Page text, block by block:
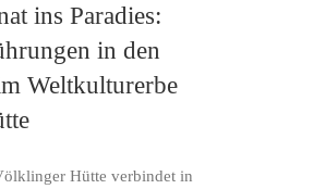
ins Paradies:
in den
Weltkulturerbe
Hütte verbindet in